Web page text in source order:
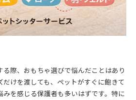
際、おもちゃ選びで悩んだことはあり
けを渡しても、ペットがすぐに飽きて
を感じる保護者も多いはずです。特に